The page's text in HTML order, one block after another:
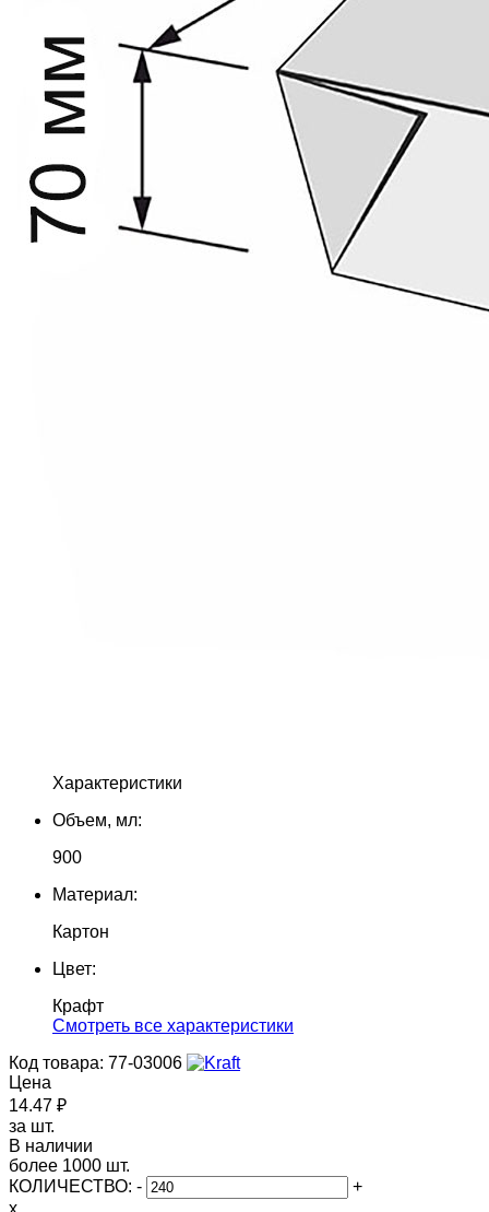
Характеристики
Объем, мл:
900
Материал:
Картон
Цвет:
Крафт
Cмотреть все характеристики
Код товара: 77-03006
Цена
14.47 ₽
за шт.
В наличии
более 1000 шт.
КОЛИЧЕСТВО: -
+
x